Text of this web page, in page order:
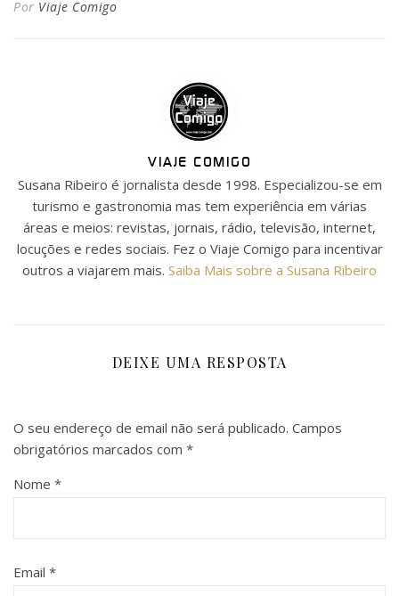
Por Viaje Comigo
VIAJE COMIGO
Susana Ribeiro é jornalista desde 1998. Especializou-se em
turismo e gastronomia mas tem experiência em várias
áreas e meios: revistas, jornais, rádio, televisão, internet,
locuções e redes sociais. Fez o Viaje Comigo para incentivar
outros a viajarem mais. Saiba Mais sobre a Susana Ribeiro
DEIXE UMA RESPOSTA
O seu endereço de email não será publicado. Campos
obrigatórios marcados com *
Nome *
Email *